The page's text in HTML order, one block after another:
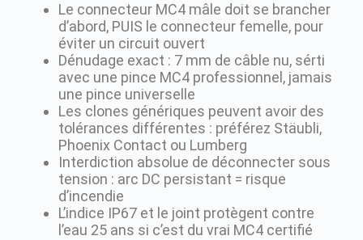
Le connecteur MC4 mâle doit se brancher
d’abord, PUIS le connecteur femelle, pour
éviter un circuit ouvert
Dénudage exact : 7 mm de câble nu, sérti
avec une pince MC4 professionnel, jamais
une pince universelle
Les clones génériques peuvent avoir des
tolérances différentes : préférez Stäubli,
Phoenix Contact ou Lumberg
Interdiction absolue de déconnecter sous
tension : arc DC persistant = risque
d’incendie
L’indice IP67 et le joint protègent contre
l’eau 25 ans si c’est du vrai MC4 certifié